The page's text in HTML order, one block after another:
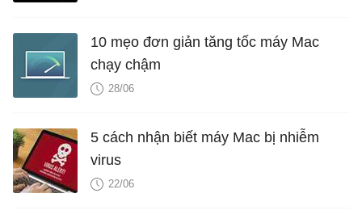
10 mẹo đơn giản tăng tốc máy Mac
chạy chậm
28/06
5 cách nhận biết máy Mac bị nhiễm
virus
22/06